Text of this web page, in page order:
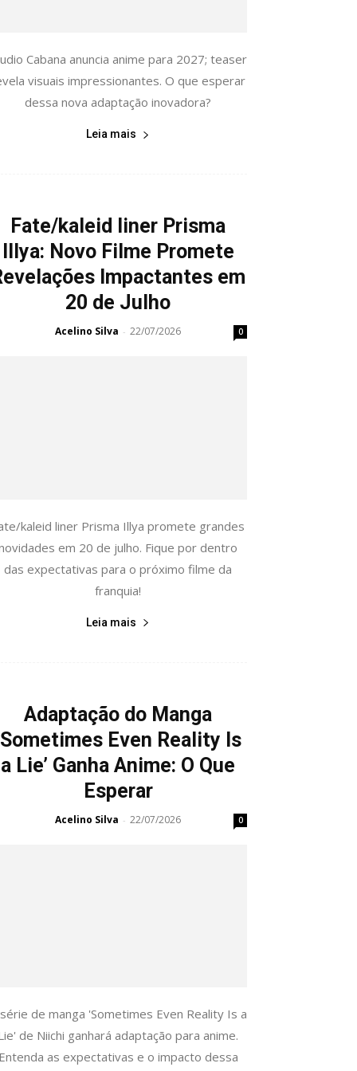
Cabana anuncia anime para 2027; teaser
visuais impressionantes. O que esperar
dessa nova adaptação inovadora?
Leia mais
Fate/kaleid liner Prisma
Illya: Novo Filme Promete
Impactantes em
20 de Julho
Acelino Silva - 22/07/2026 0
kaleid liner Prisma Illya promete grandes
em 20 de julho. Fique por dentro
das expectativas para o próximo filme da
franquia!
Leia mais
Adaptação do Manga
Even Reality Is
a Lie’ Ganha Anime: O Que
Esperar
Acelino Silva - 22/07/2026 0
de manga 'Sometimes Even Reality Is a
de Niichi ganhará adaptação para anime.
as expectativas e o impacto dessa